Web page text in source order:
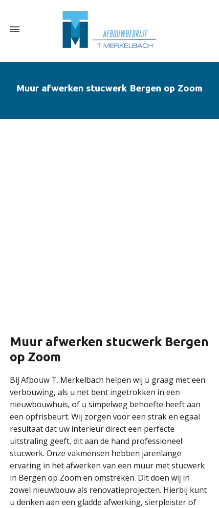
Muur afwerken stucwerk Bergen op Zoom
Muur afwerken stucwerk Bergen
op Zoom
Bij Afbouw T. Merkelbach helpen wij u graag met een
verbouwing, als u net bent ingetrokken in een
nieuwbouwhuis, of u simpelweg behoefte heeft aan
een opfrisbeurt. Wij zorgen voor een strak en egaal
resultaat dat uw interieur direct een perfecte
uitstraling geeft, dit aan de hand professioneel
stucwerk. Onze vakmensen hebben jarenlange
ervaring in het afwerken van een muur met stucwerk
in Bergen op Zoom en omstreken. Dit doen wij in
zowel nieuwbouw als renovatieprojecten. Hierbij kunt
u denken aan een gladde afwerking, sierpleister of